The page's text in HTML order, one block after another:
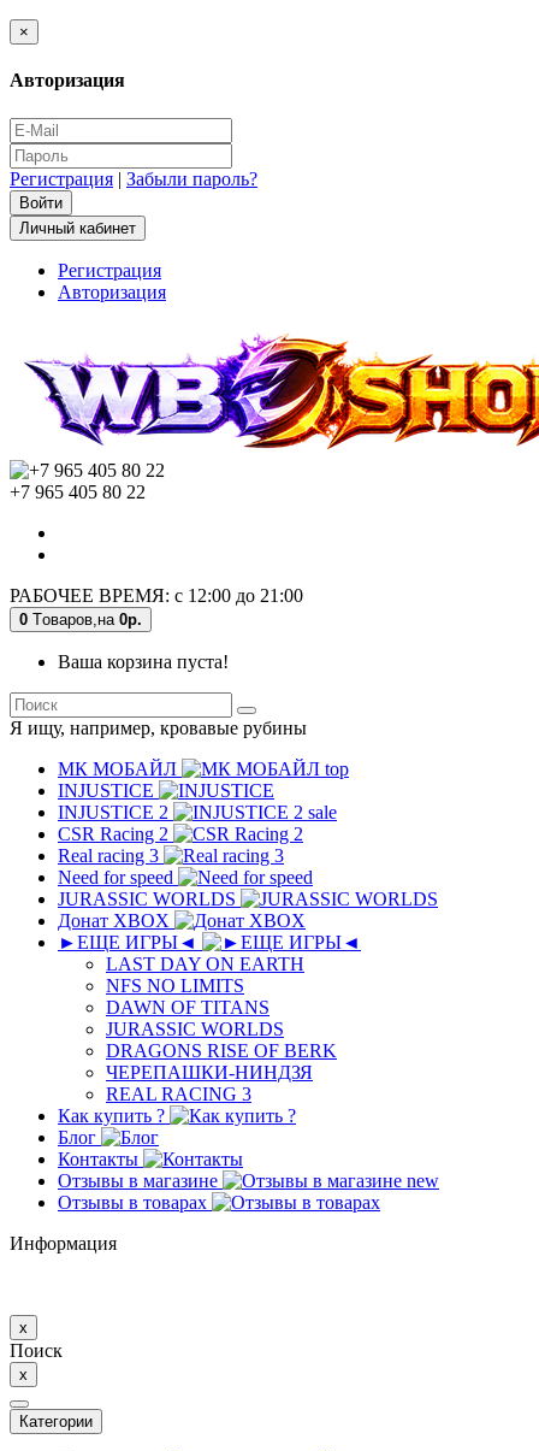
×
Авторизация
Регистрация | Забыли пароль?
Личный кабинет
Регистрация
Авторизация
+7 965 405 80 22
РАБОЧЕЕ ВРЕМЯ: с 12:00 до 21:00
0 Tоваров, на 0р.
Ваша корзина пуста!
Я ищу, например, кровавые рубины
МК MОБAЙЛ
top
INJUSTICE
INJUSTICE 2
sale
CSR Racing 2
Real racing 3
Need for speed
JURASSIC WORLDS
Донат XBOX
►ЕЩЕ ИГРЫ◄
LAST DAY ON EARTH
NFS NO LIMITS
DAWN OF TITANS
JURASSIC WORLDS
DRAGONS RISE OF BERK
ЧЕРЕПАШКИ-НИНДЗЯ
REAL RACING 3
Как купить ?
Блог
Контакты
Отзывы в магазине
new
Отзывы в товарах
Информация
x
Поиск
x
Категории